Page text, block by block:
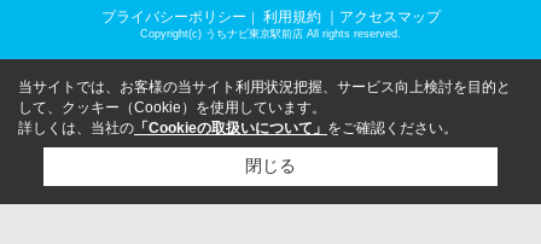
プライバシーポリシー ｜ 利用規約 ｜アクセスマップ
Copyright(c) うちナビ東京駅前店 All rights reserved.
当サイトでは、お客様の当サイト利用状況把握、サービス向上検討を目的と
して、クッキー（Cookie）を使用しています。
詳しくは、当社の 「Cookieの取扱いについて」 をご確認ください。
閉じる